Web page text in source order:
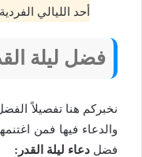
أحد الليالي
فضل ليلة
نخبركم هنا تفصيلاً
والدعاء فيها فمن
فضل دعاء ليلة القدر: